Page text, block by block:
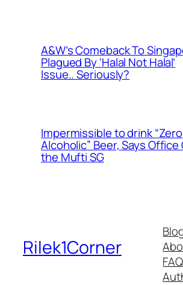
A&W’s Comeback To
Plagued By ‘Halal Not Halal’
Issue.. Seriously?
Impermissible to drink “Zero
Alcoholic” Beer, Says Office
the Mufti SG
Rilek1Corner